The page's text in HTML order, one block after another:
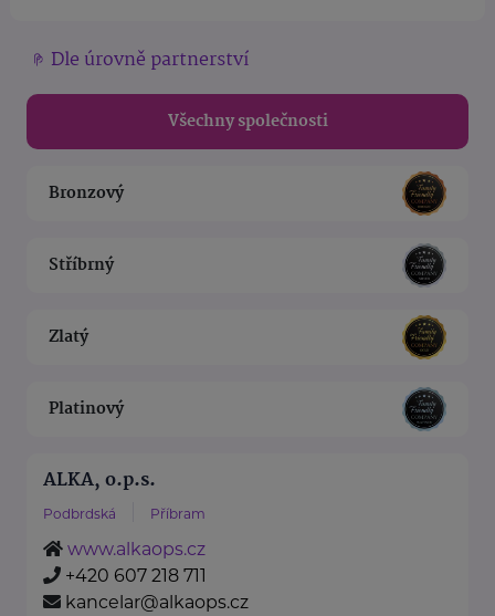
Dle úrovně partnerství
Všechny společnosti
Bronzový
Stříbrný
Zlatý
Platinový
ALKA, o.p.s.
Podbrdská Příbram
www.alkaops.cz
+420 607 218 711
kancelar@alkaops.cz